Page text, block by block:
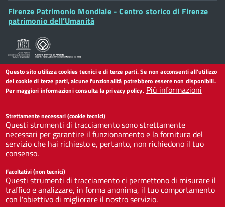
Posta Elettronica Certificata
Footer
Widget
Firenze Patrimonio Mondiale - Centro storico di Firenze
patrimonio dell’Umanità
Seguici su
Collegamento
a
Facebook
Collegamento
a
Twitter
Collegamento
a
Instagram
Collegamento
a
LinkedIn
a
You
Tube
a
Telegram
a
Whatsapp
Footer
Widget
Footer
menu
Redazione web
Privacy
Note legali
Dichiarazione di accessibilità
Questo sito utilizza cookies tecnici e di terze parti. Se non acconsenti all'utilizzo
dei cookie di terze parti, alcune funzionalità potrebbero essere non disponibili.
Per maggiori informazioni consulta la privacy policy. Più informazioni
Strettamente necessari (cookie tecnici)
Questi strumenti di tracciamento sono strettamente
necessari per garantire il funzionamento e la fornitura del
servizio che hai richiesto e, pertanto, non richiedono il tuo
consenso.
Facoltativi (non tecnici)
Questi strumenti di tracciamento ci permettono di misurare il
traffico e analizzare, in forma anonima, il tuo comportamento
con l'obiettivo di migliorare il nostro servizio.